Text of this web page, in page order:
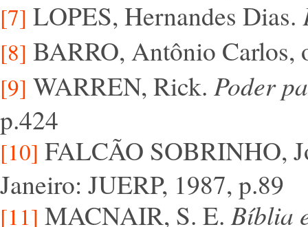
[7] LOPES, Hernandes Dias.
[8] BARRO, Antônio Carlos,
[9] WARREN, Rick. Poder
p.424
[10] FALCÃO SOBRINHO,
Janeiro: JUERP, 1987, p.89
[11] MACNAIR, S. E.Bíblia